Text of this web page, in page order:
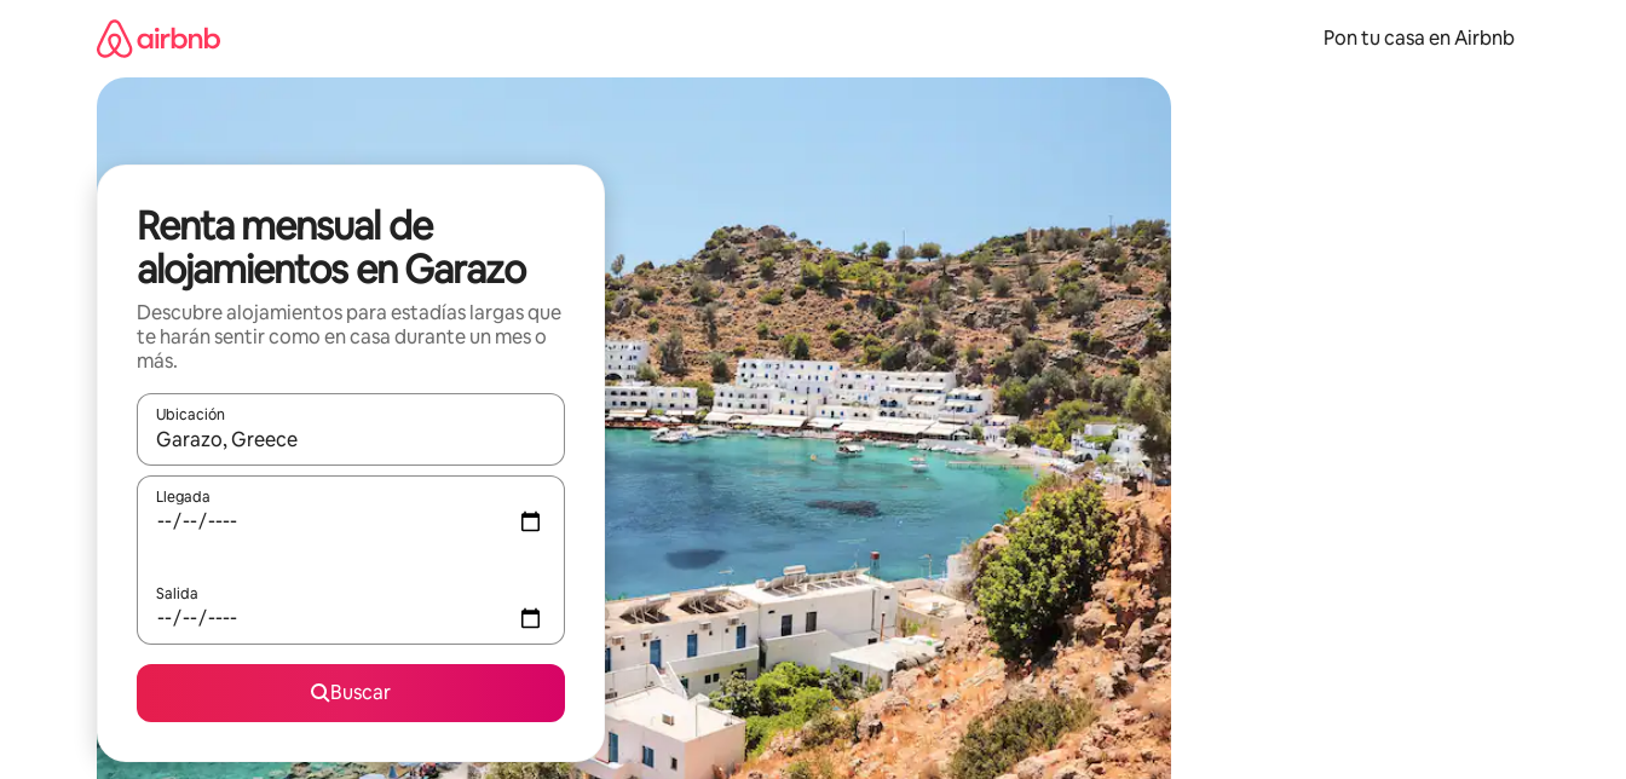
Pon tu casa en Airbnb
Renta mensual de
alojamientos en Garazo
Descubre alojamientos para estadías largas que
te harán sentir como en casa durante un mes o
más.
Ubicación
Cuando los resultados estén disponibles, navega con las teclas de flecha hacia arriba y hacia abajo o explora con el tacto o desliza el dedo.
Llegada
Salida
Buscar